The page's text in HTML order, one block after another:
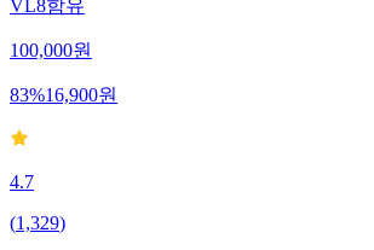
VL8함유
100,000원
83%16,900원
4.7
(1,329)